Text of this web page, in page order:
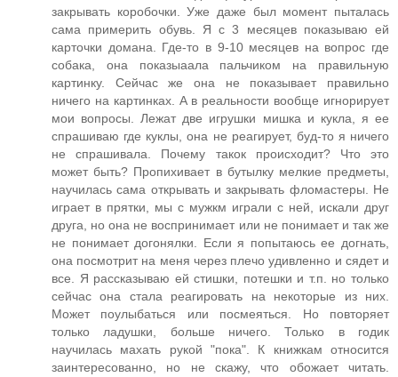
закрывать коробочки. Уже даже был момент пыталась
сама примерить обувь. Я с 3 месяцев показываю ей
карточки домана. Где-то в 9-10 месяцев на вопрос где
собака, она показыаала пальчиком на правильную
картинку. Сейчас же она не показывает правильно
ничего на картинках. А в реальности вообще игнорирует
мои вопросы. Лежат две игрушки мишка и кукла, я ее
спрашиваю где куклы, она не реагирует, буд-то я ничего
не спрашивала. Почему такок происходит? Что это
может быть? Пропихивает в бутылку мелкие предметы,
научилась сама открывать и закрывать фломастеры. Не
играет в прятки, мы с мужкм играли с ней, искали друг
друга, но она не воспринимает или не понимает и так же
не понимает догонялки. Если я попытаюсь ее догнать,
она посмотрит на меня через плечо удивленно и сядет и
все. Я рассказываю ей стишки, потешки и т.п. но только
сейчас она стала реагировать на некоторые из них.
Может поулыбаться или посмеяться. Но повторяет
только ладушки, больше ничего. Только в годик
научилась махать рукой "пока". К книжкам относится
заинтересованно, но не скажу, что обожает читать.